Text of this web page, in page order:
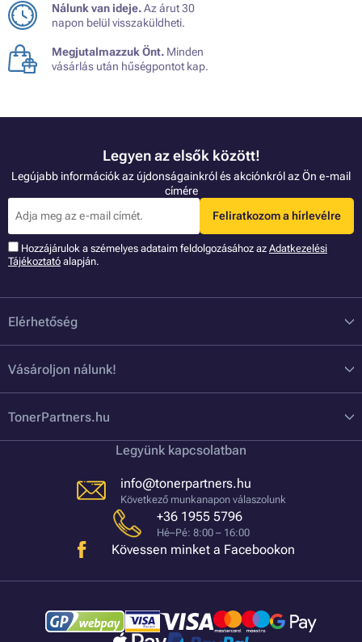
Nálunk van ideje.Az árut 30
napon belül visszaküldheti.
Megjutalmazzuk Önt. Minden
vásárlás után hűségpontot kap.
Legyen az elsők között!
Legújabb információk az újdonságainkról és akciónkról az Ön e-mail
címére
Feliratkozom a hírlevélre
Hozzájárulok a szémelyes adataim feldolgozásához az Adatkezelési
Tájékoztató alapján.
Elérhetőség
Vásároljon nálunk!
TonerPartners.hu
Legyünk kapcsolatban
info@tonerpartners.hu
Következő munkanapon válaszolunk
+36 1955 5796
Hé–Pé: 8:00 – 16:00
Kövessen minket a Facebookon